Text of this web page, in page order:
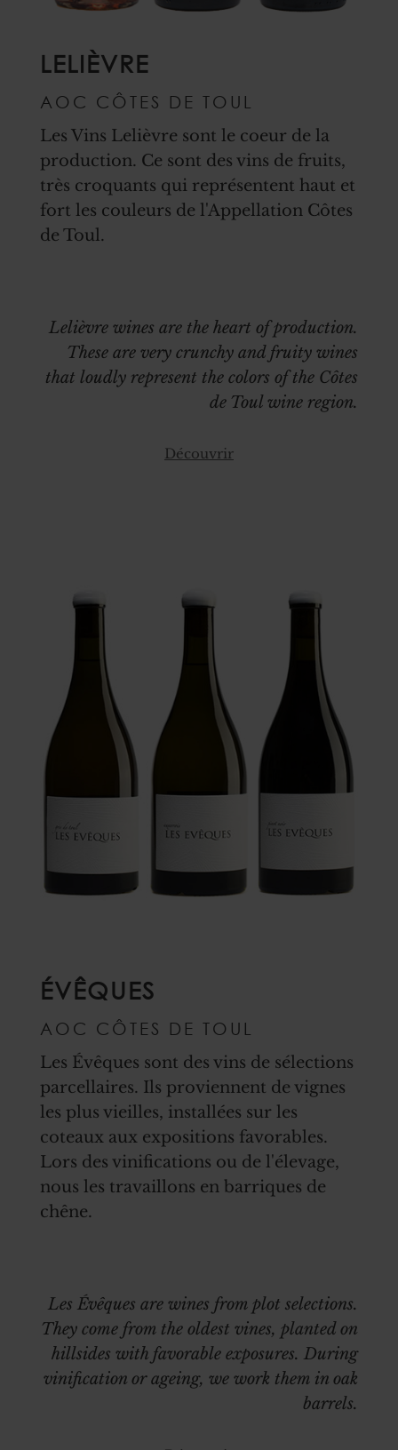
LELIÈVRE
AOC CÔTES DE TOUL
Les Vins Lelièvre sont le coeur de la
production. Ce sont des vins de fruits,
très croquants qui représentent haut et
fort les couleurs de l'Appellation Côtes
de Toul.
Lelièvre wines are the heart of production.
These are very crunchy and fruity wines
that loudly represent the colors of the Côtes
de Toul wine region.
Découvrir
ÉVÊQUES
AOC CÔTES DE TOUL
Les Évêques sont des vins de sélections
parcellaires. Ils proviennent de vignes
les plus vieilles, installées sur les
coteaux aux expositions favorables.
Lors des vinifications ou de l'élevage,
nous les travaillons en barriques de
chêne.
Les Évêques are wines from plot selections.
They come from the oldest vines, planted on
hillsides with favorable exposures. During
vinification or ageing, we work them in oak
barrels.